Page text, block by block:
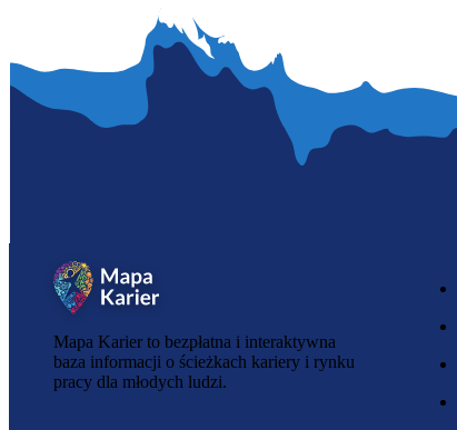
Mapa Karier to bezpłatna i interaktywna
baza informacji o ścieżkach kariery i rynku
pracy dla młodych ludzi.